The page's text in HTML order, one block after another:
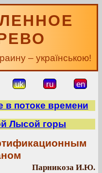
– українською!
uk ru en
в потоке времени
Лысой горы
Парникоза И.Ю.